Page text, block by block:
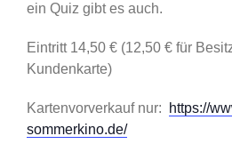
ein Quiz gibt es auch.
Eintritt 14,50 € (12,50 € für
Kundenkarte)
Kartenvorverkauf nur:
https://
sommerkino.de/